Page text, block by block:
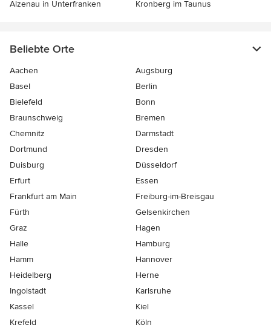
Alzenau in Unterfranken
Kronberg im Taunus
Beliebte Orte
Aachen
Augsburg
Basel
Berlin
Bielefeld
Bonn
Braunschweig
Bremen
Chemnitz
Darmstadt
Dortmund
Dresden
Duisburg
Düsseldorf
Erfurt
Essen
Frankfurt am Main
Freiburg-im-Breisgau
Fürth
Gelsenkirchen
Graz
Hagen
Halle
Hamburg
Hamm
Hannover
Heidelberg
Herne
Ingolstadt
Karlsruhe
Kassel
Kiel
Krefeld
Köln